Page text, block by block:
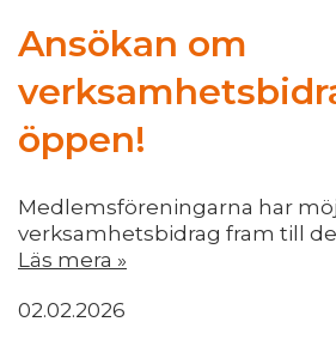
Ansökan om
öppen!
Medlemsföreningarna har
verksamhetsbidrag fram till
Läs mera »
02.02.2026